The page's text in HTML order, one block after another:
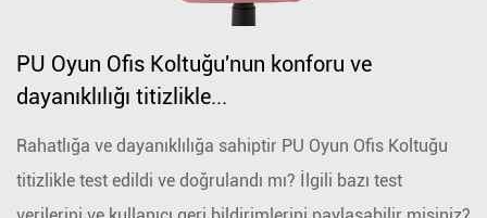
PU Oyun Ofis Koltuğu'nun konforu ve
dayanıklılığı titizlikle...
Rahatlığa ve dayanıklılığa sahiptir PU Oyun Ofis Koltuğu
titizlikle test edildi ve doğrulandı mı? İlgili bazı test